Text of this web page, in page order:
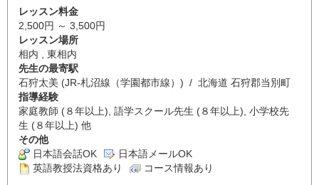
レッスン料金
2,500円 ～ 3,500円
レッスン場所
相内 , 東相内
先生の最寄駅
石狩太美 (JR-札沼線（学園都市線）) / 北海道 石狩郡当別町
指導経験
家庭教師 (８年以上), 語学スクール先生 (８年以上), 小学校先
生 (８年以上) 他
その他
日本語会話OK
日本語メールOK
英語教授法資格あり
コース情報あり